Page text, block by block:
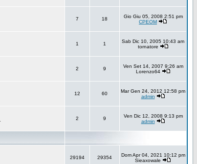
7 18
Gio Giu 05, 2008 2:51 pm
CPEOM
1 1
Sab Dic 10, 2005 10:43 am
tornatore
2 9
Ven Set 14, 2007 9:26 am
Lorenzo64
12 60
Mar Gen 24, 2012 12:58 pm
admin
2 9
Ven Dic 12, 2008 9:13 pm
admin
29194 29354
Dom Apr 04, 2021 10:12 pm
Sieaxowale